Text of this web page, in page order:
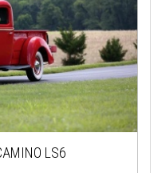
LS6